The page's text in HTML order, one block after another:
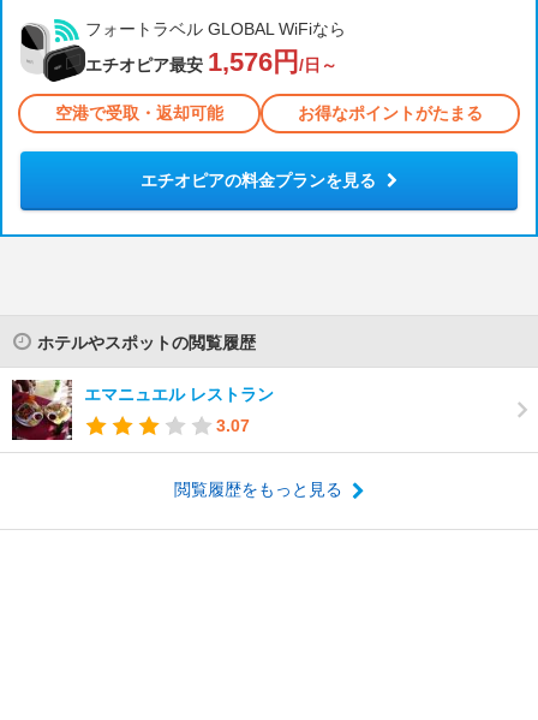
フォートラベル GLOBAL WiFiなら
エチオピア最安 1,576円 /日～
空港で受取・返却可能 お得なポイントがたまる
エチオピアの料金プランを見る
ホテルやスポットの閲覧履歴
エマニュエル レストラン
3.07
閲覧履歴をもっと見る